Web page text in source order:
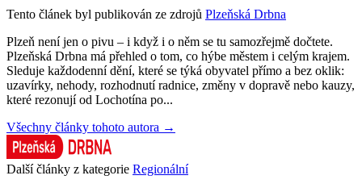
Tento článek byl publikován ze zdrojů Plzeňská Drbna
Plzeň není jen o pivu – i když i o něm se tu samozřejmě dočtete.
Plzeňská Drbna má přehled o tom, co hýbe městem i celým krajem.
Sleduje každodenní dění, které se týká obyvatel přímo a bez oklik:
uzavírky, nehody, rozhodnutí radnice, změny v dopravě nebo kauzy,
které rezonují od Lochotína po...
Všechny články tohoto autora →
Další články z kategorie Regionální